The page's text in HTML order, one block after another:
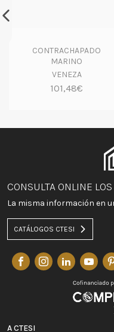
CONTRACHAPADO
MARINO
VENEZA
101,48€
CONSULTA ONLINE
La misma información en
CATÁLOGOS CTESI
A CTESI